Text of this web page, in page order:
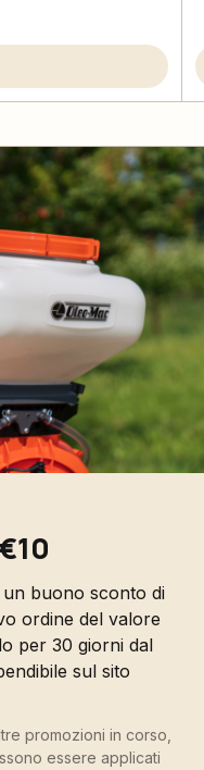
buono sconto di
ordine del valore
per 30 giorni dal
sul sito
promozioni in corso,
essere applicati